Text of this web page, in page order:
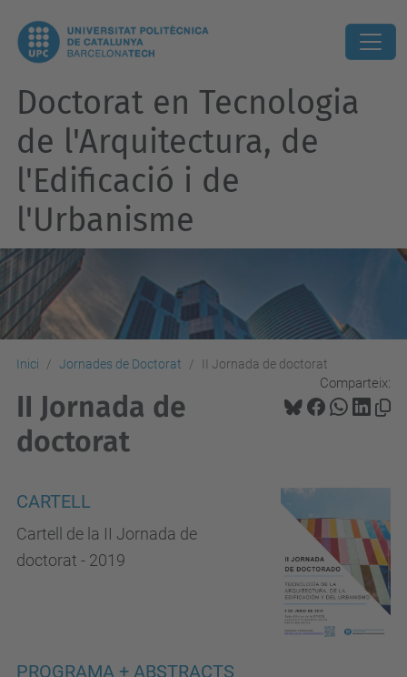
Doctorat en Tecnologia
de l'Arquitectura, de
l'Edificació i de
l'Urbanisme
Inici Jornades de Doctorat II Jornada de doctorat
Comparteix:
II Jornada de
doctorat
CARTELL
Cartell de la II Jornada de
doctorat - 2019
PROGRAMA + ABSTRACTS